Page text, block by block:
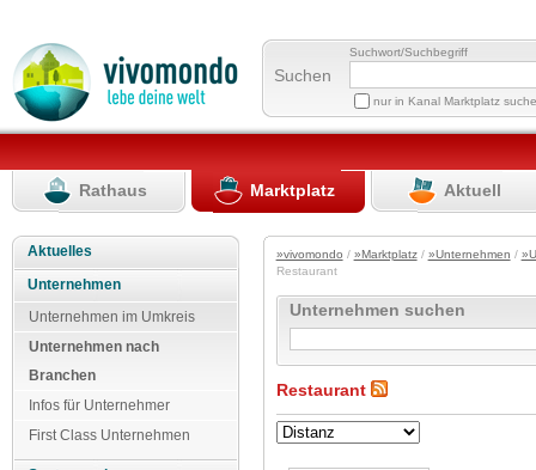
Suchen
Suchwort/Suchbegriff
nur in Kanal Marktplatz
Rathaus Marktplatz Aktuell
Aktuelles
Unternehmen
Unternehmen im Umkreis
Unternehmen nach
Branchen
Infos für Unternehmer
First Class Unternehmen
»vivomondo / »Marktplatz/ »Unternehmen /
Restaurant
Unternehmen suchen
Restaurant